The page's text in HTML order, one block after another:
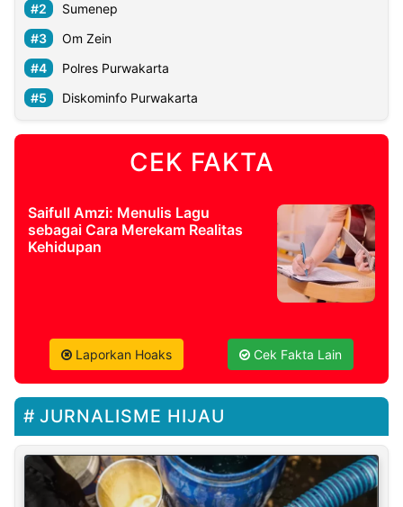
Sumenep
Om Zein
Polres Purwakarta
Diskominfo Purwakarta
CEK FAKTA
Saifull Amzi: Menulis Lagu
sebagai Cara Merekam Realitas
Kehidupan
Laporkan Hoaks Cek Fakta Lain
JURNALISME HIJAU